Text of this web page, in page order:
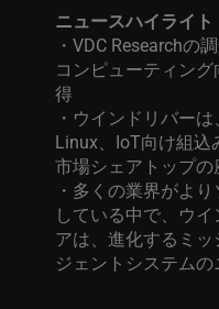
ニュースハイライト
・VDC Researchの
コンピューティング
得
・ウインドリバーは、
Linux
IoT向け組込
市場シェアトップの
・多くの業界がより
している中で、ウ
アは、進化するミ
ジェントシステム